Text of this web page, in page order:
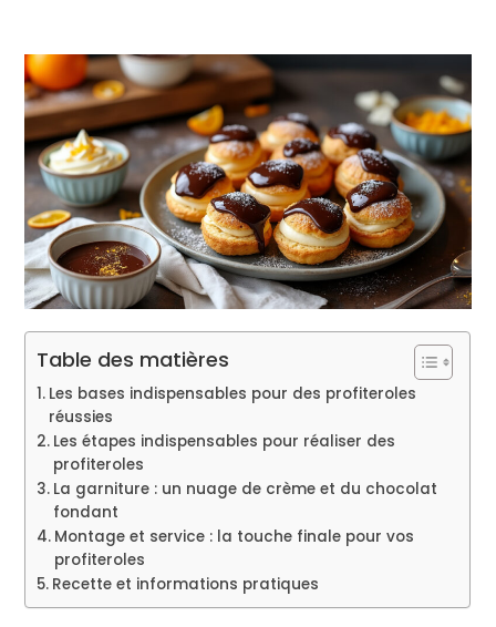
Table des matières
Les bases indispensables pour des profiteroles
réussies
Les étapes indispensables pour réaliser des
profiteroles
La garniture : un nuage de crème et du chocolat
fondant
Montage et service : la touche finale pour vos
profiteroles
Recette et informations pratiques